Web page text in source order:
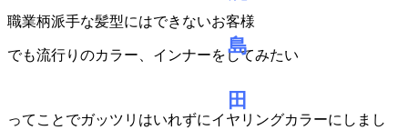
職業柄派手な髪型にはできないお客様
でも流行りのカラー、インナーをしてみたい
ってことでガッツリはいれずにイヤリングカラーにしまし